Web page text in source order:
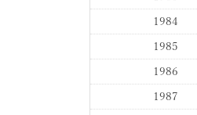
1984
1985
1986
1987